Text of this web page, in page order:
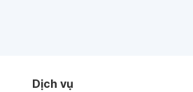
Dịch vụ